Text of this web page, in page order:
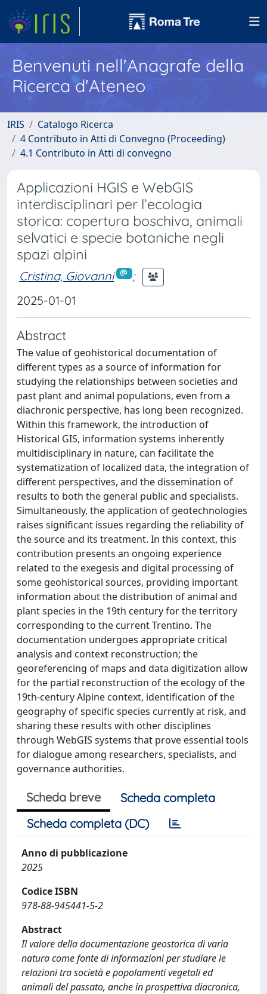
Benvenuti nell'Anagrafe della
Ricerca d'Ateneo
IRIS
Catalogo Ricerca
4 Contributo in Atti di Convegno (Proceeding)
4.1 Contributo in Atti di convegno
Applicazioni HGIS e WebGIS
interdisciplinari per l’ecologia
storica: copertura boschiva, animali
selvatici e specie botaniche negli
spazi alpini
Cristina, Giovanni
;
2025-01-01
Abstract
The value of geohistorical documentation of
different types as a source of information for
studying the relationships between societies and
past plant and animal populations, even from a
diachronic perspective, has long been recognized.
Within this framework, the introduction of
Historical GIS, information systems inherently
multidisciplinary in nature, can facilitate the
systematization of localized data, the integration of
different perspectives, and the dissemination of
results to both the general public and specialists.
Simultaneously, the application of geotechnologies
raises significant issues regarding the reliability of
the source and its treatment. In this context, this
contribution presents an ongoing experience
related to the exegesis and digital processing of
some geohistorical sources, providing important
information about the distribution of animal and
plant species in the 19th century for the territory
corresponding to the current Trentino. The
documentation undergoes appropriate critical
analysis and context reconstruction; the
georeferencing of maps and data digitization allow
for the partial reconstruction of the ecology of the
19th-century Alpine context, identification of the
geography of specific species currently at risk, and
sharing these results with other disciplines
through WebGIS systems that prove essential tools
for dialogue among researchers, specialists, and
governance authorities.
Scheda breve
Scheda completa
Scheda completa (DC)
Anno di pubblicazione
2025
Codice ISBN
978-88-945441-5-2
Abstract
Il valore della documentazione geostorica di varia
natura come fonte di informazioni per studiare le
relazioni tra società e popolamenti vegetali ed
animali del passato, anche in prospettiva diacronica,